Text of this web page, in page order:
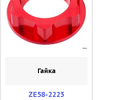
Гайка
ZE58-2223